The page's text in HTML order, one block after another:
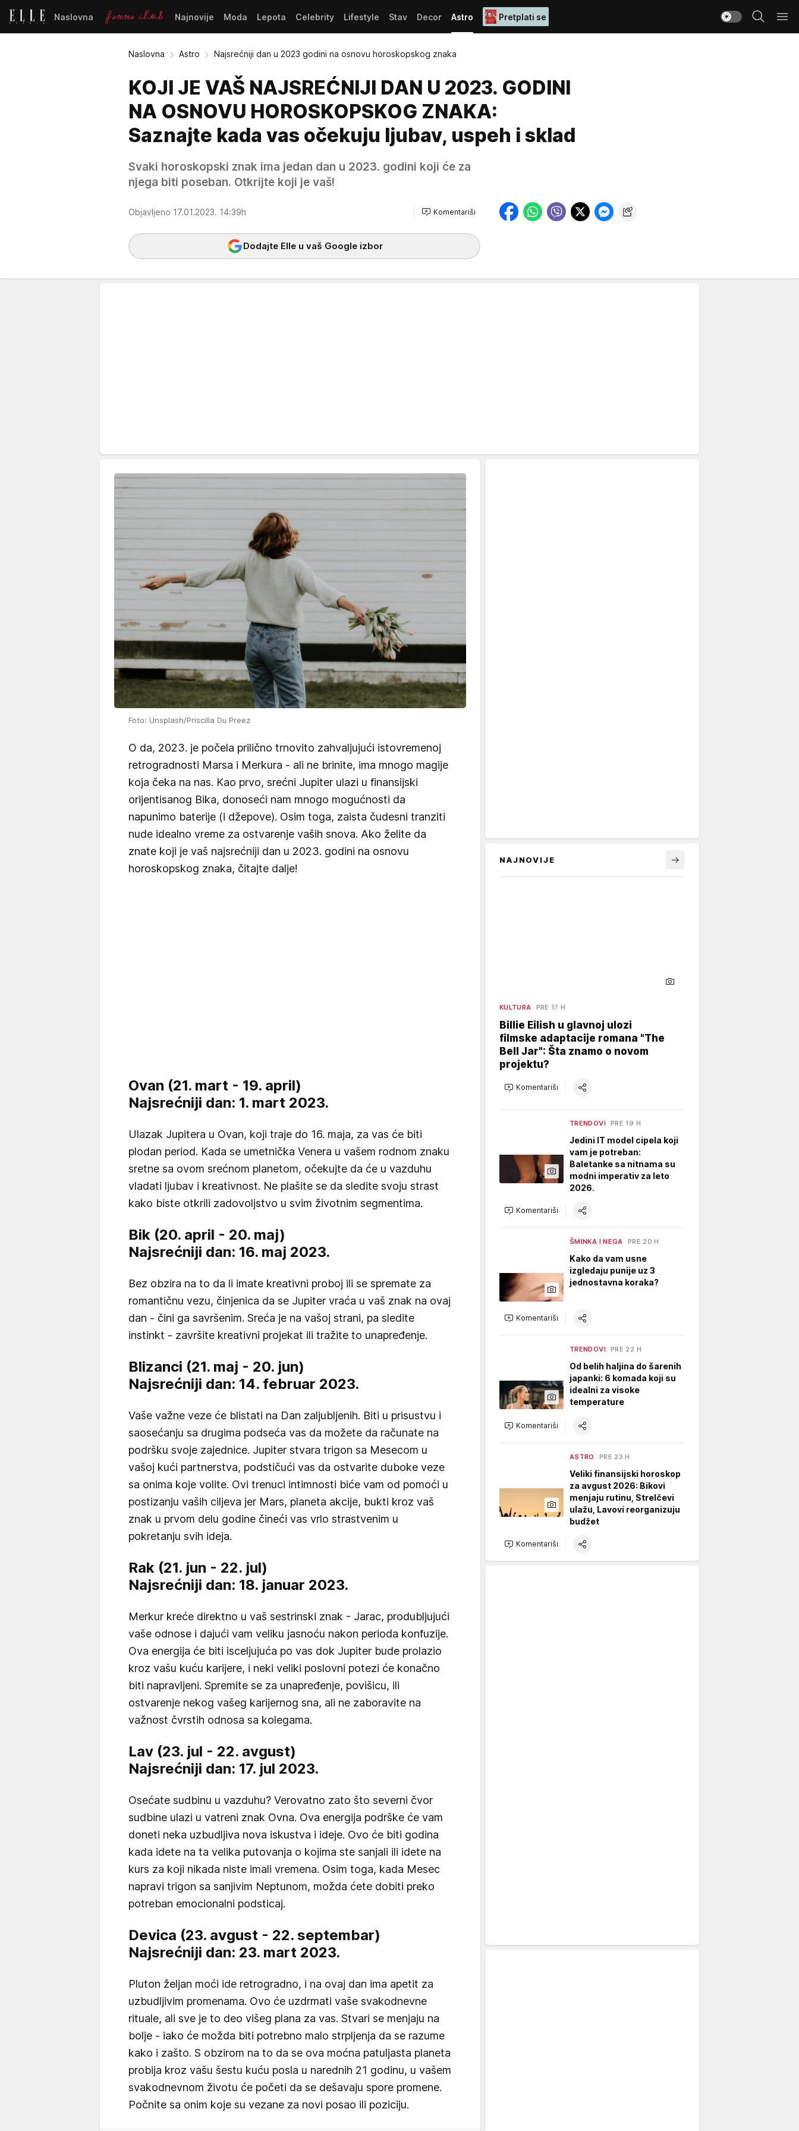
Naslovna Najnovije Moda Lepota Celebrity Lifestyle Stav Decor Astro Pretplati se
Naslovna Astro Najsrećniji dan u 2023 godini na osnovu horoskopskog znaka
KOJI JE VAŠ NAJSREĆNIJI DAN U 2023. GODINI
NA OSNOVU HOROSKOPSKOG ZNAKA:
Saznajte kada vas očekuju ljubav, uspeh i sklad
Svaki horoskopski znak ima jedan dan u 2023. godini koji će za
njega biti poseban. Otkrijte koji je vaš!
Objavljeno 17.01.2023. 14:39h Komentariši
Dodajte Elle u vaš Google izbor
Foto: Unsplash/Priscilla Du Preez
O da, 2023. je počela prilično trnovito zahvaljujući istovremenoj
retrogradnosti Marsa i Merkura - ali ne brinite, ima mnogo magije
koja čeka na nas. Kao prvo, srećni Jupiter ulazi u finansijski
orijentisanog Bika, donoseći nam mnogo mogućnosti da
napunimo baterije (i džepove). Osim toga, zaista čudesni tranziti
nude idealno vreme za ostvarenje vaših snova. Ako želite da
znate koji je vaš najsrećniji dan u 2023. godini na osnovu
horoskopskog znaka, čitajte dalje!
Ovan (21. mart - 19. april)
Najsrećniji dan: 1. mart 2023.
Ulazak Jupitera u Ovan, koji traje do 16. maja, za vas će biti
plodan period. Kada se umetnička Venera u vašem rodnom znaku
sretne sa ovom srećnom planetom, očekujte da će u vazduhu
vladati ljubav i kreativnost. Ne plašite se da sledite svoju strast
kako biste otkrili zadovoljstvo u svim životnim segmentima.
Bik (20. april - 20. maj)
Najsrećniji dan: 16. maj 2023.
Bez obzira na to da li imate kreativni proboj ili se spremate za
romantičnu vezu, činjenica da se Jupiter vraća u vaš znak na ovaj
dan - čini ga savršenim. Sreća je na vašoj strani, pa sledite
instinkt - završite kreativni projekat ili tražite to unapređenje.
Blizanci (21. maj - 20. jun)
Najsrećniji dan: 14. februar 2023.
Vaše važne veze će blistati na Dan zaljubljenih. Biti u prisustvu i
saosećanju sa drugima podseća vas da možete da računate na
podršku svoje zajednice. Jupiter stvara trigon sa Mesecom u
vašoj kući partnerstva, podstičući vas da ostvarite duboke veze
sa onima koje volite. Ovi trenuci intimnosti biće vam od pomoći u
postizanju vaših ciljeva jer Mars, planeta akcije, bukti kroz vaš
znak u prvom delu godine čineći vas vrlo strastvenim u
pokretanju svih ideja.
Rak (21. jun - 22. jul)
Najsrećniji dan: 18. januar 2023.
Merkur kreće direktno u vaš sestrinski znak - Jarac, produbljujući
vaše odnose i dajući vam veliku jasnoću nakon perioda konfuzije.
Ova energija će biti isceljujuća po vas dok Jupiter bude prolazio
kroz vašu kuću karijere, i neki veliki poslovni potezi će konačno
biti napravljeni. Spremite se za unapređenje, povišicu, ili
ostvarenje nekog vašeg karijernog sna, ali ne zaboravite na
važnost čvrstih odnosa sa kolegama.
Lav (23. jul - 22. avgust)
Najsrećniji dan: 17. jul 2023.
Osećate sudbinu u vazduhu? Verovatno zato što severni čvor
sudbine ulazi u vatreni znak Ovna. Ova energija podrške će vam
doneti neka uzbudljiva nova iskustva i ideje. Ovo će biti godina
kada idete na ta velika putovanja o kojima ste sanjali ili idete na
kurs za koji nikada niste imali vremena. Osim toga, kada Mesec
napravi trigon sa sanjivim Neptunom, možda ćete dobiti preko
potreban emocionalni podsticaj.
Devica (23. avgust - 22. septembar)
Najsrećniji dan: 23. mart 2023.
Pluton željan moći ide retrogradno, i na ovaj dan ima apetit za
uzbudljivim promenama. Ovo će uzdrmati vaše svakodnevne
rituale, ali sve je to deo višeg plana za vas. Stvari se menjaju na
bolje - iako će možda biti potrebno malo strpljenja da se razume
kako i zašto. S obzirom na to da se ova moćna patuljasta planeta
probija kroz vašu šestu kuću posla u narednih 21 godinu, u vašem
svakodnevnom životu će početi da se dešavaju spore promene.
Počnite sa onim koje su vezane za novi posao ili poziciju.
NAJNOVIJE
KULTURA PRE 17 H
Billie Eilish u glavnoj ulozi
filmske adaptacije romana "The
Bell Jar": Šta znamo o novom
projektu?
Komentariši
TRENDOVI PRE 19 H
Jedini IT model cipela koji
vam je potreban:
Baletanke sa nitnama su
modni imperativ za leto
2026.
Komentariši
ŠMINKA I NEGA PRE 20 H
Kako da vam usne
izgledaju punije uz 3
jednostavna koraka?
Komentariši
TRENDOVI PRE 22 H
Od belih haljina do šarenih
japanki: 6 komada koji su
idealni za visoke
temperature
Komentariši
ASTRO PRE 23 H
Veliki finansijski horoskop
za avgust 2026: Bikovi
menjaju rutinu, Strelčevi
ulažu, Lavovi reorganizuju
budžet
Komentariši